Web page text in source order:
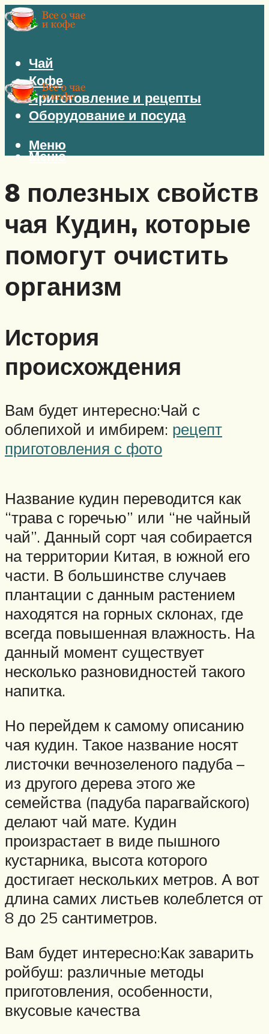
Чай
Кофе
Приготовление и рецепты
Оборудование и посуда
Меню
Меню
8 полезных свойств
чая Кудин, которые
помогут очистить
организм
История
происхождения
Вам будет интересно:Чай с
облепихой и имбирем: рецепт
приготовления с фото
Название кудин переводится как
“трава с горечью” или “не чайный
чай”. Данный сорт чая собирается
на территории Китая, в южной его
части. В большинстве случаев
плантации с данным растением
находятся на горных склонах, где
всегда повышенная влажность. На
данный момент существует
несколько разновидностей такого
напитка.
Но перейдем к самому описанию
чая кудин. Такое название носят
листочки вечнозеленого падуба –
из другого дерева этого же
семейства (падуба парагвайского)
делают чай мате. Кудин
произрастает в виде пышного
кустарника, высота которого
достигает нескольких метров. А вот
длина самих листьев колеблется от
8 до 25 сантиметров.
Вам будет интересно:Как заварить
ройбуш: различные методы
приготовления, особенности,
вкусовые качества